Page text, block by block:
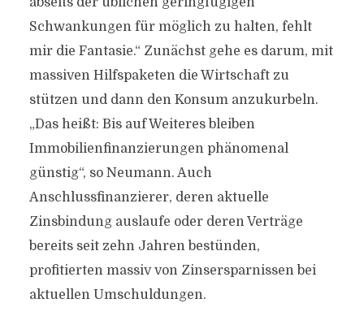
Schwankungen für möglich zu halten, fehlt
mir die Fantasie.“ Zunächst gehe es darum, mit
massiven Hilfspaketen die Wirtschaft zu
stützen und dann den Konsum anzukurbeln.
„Das heißt: Bis auf Weiteres bleiben
Immobilienfinanzierungen phänomenal
günstig“, so Neumann. Auch
Anschlussfinanzierer, deren aktuelle
Zinsbindung auslaufe oder deren Verträge
bereits seit zehn Jahren bestünden,
profitierten massiv von Zinsersparnissen bei
aktuellen Umschuldungen.